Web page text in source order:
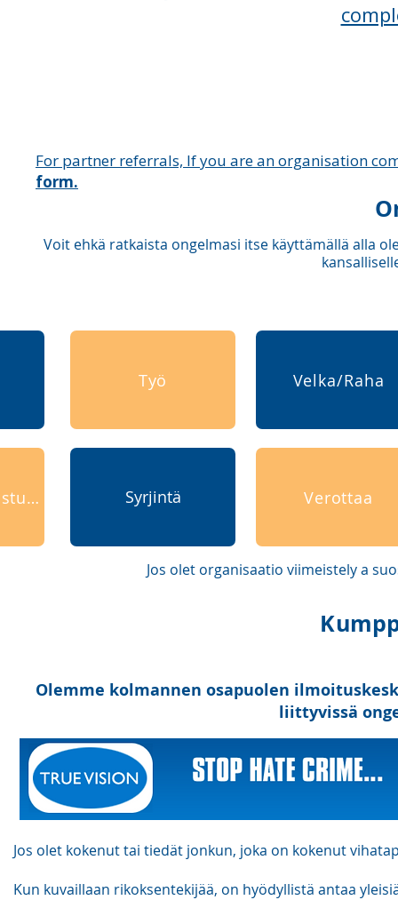
For partner referrals, If you are an organisation
form.
Voit ehkä ratkaista ongelmasi itse käyttämällä alla
Työ Velka/Raha
Laki ja tuomioistuimet Syrjintä Verottaa
Jos olet organisaatio viimeistelya
Olemme kolmannen osapuolen
liittyvissä
Jos olet kokenut tai tiedät jonkun, joka on kokenut
Kun kuvaillaan rikoksentekijää, on hyödyllistä antaa